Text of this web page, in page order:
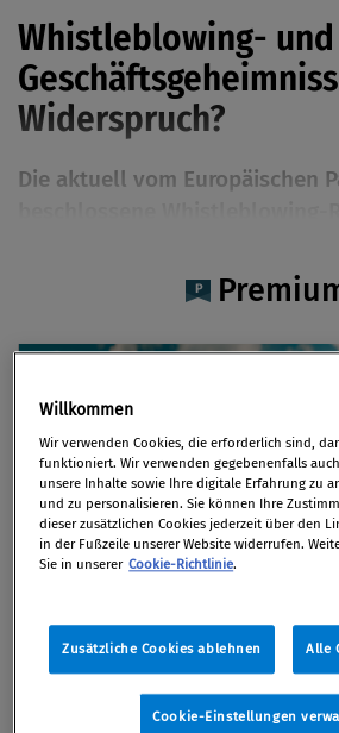
Whistleblowing- und
Widerspruch?
Die aktuell vom Europäischen
gewissen Spannungsverhältnis
2019 in Österreich
Richtlinie zum Schutz von
wie der verstärkte Schutz von
künftig mit dem Schutz von
Geschäftsgeheimnissen zu
VonMag. Sandra Popp
03. Juni 2019 / Erschienen in
Etliche Korruptionsskandale und
Mitgliedschaft -
die Grundausstattung
Compliance
Willkommen
Wir verwenden Cookies, die erforderlich sind,
funktioniert. Wir verwenden gegebenenfalls
unsere Inhalte sowie Ihre digitale Erfahrung zu
und zu personalisieren. Sie können Ihre
dieser zusätzlichen Cookies jederzeit über den
in der Fußzeile unserer Website widerrufen.
Sie in unserer Cookie-Richtlinie.
Zusätzliche Cookies ablehnen Alle
Cookie-Einstellungen